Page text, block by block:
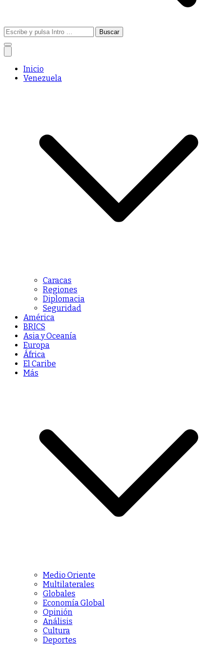
Buscar:
Inicio
Venezuela
Caracas
Regiones
Diplomacia
Seguridad
América
BRICS
Asia y Oceanía
Europa
África
El Caribe
Más
Medio Oriente
Multilaterales
Globales
Economía Global
Opinión
Análisis
Cultura
Deportes